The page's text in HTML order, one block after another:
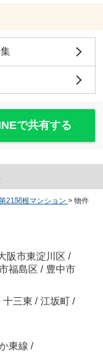
で共有する
21関根マンション > 物件
阪市東淀川区 /
福島区 / 豊中市
十三東 / 江坂町 /
東線 /